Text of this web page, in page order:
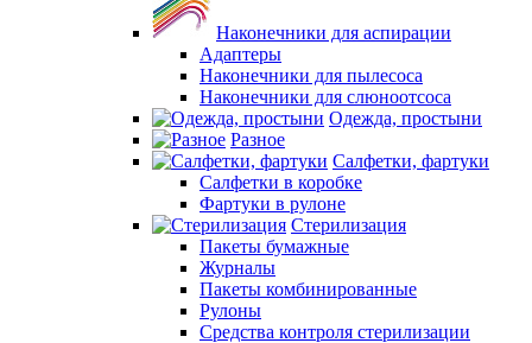
Наконечники для аспирации
Адаптеры
Наконечники для пылесоса
Наконечники для слюноотсоса
Одежда, простыни
Разное
Салфетки, фартуки
Салфетки в коробке
Фартуки в рулоне
Стерилизация
Пакеты бумажные
Журналы
Пакеты комбинированные
Рулоны
Средства контроля стерилизации